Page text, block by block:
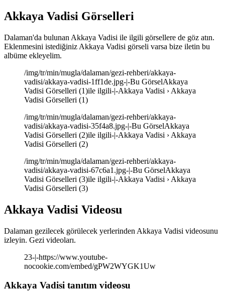
Akkaya Vadisi Görselleri
Dalaman'da bulunan Akkaya Vadisi ile ilgili görsellere de göz atın.
Eklenmesini istediğiniz Akkaya Vadisi görseli varsa bize iletin bu
albüme ekleyelim.
/img/tr/min/mugla/dalaman/gezi-rehberi/akkaya-
vadisi/akkaya-vadisi-1ff1de.jpg-|-Bu GörselAkkaya
Vadisi Görselleri (1)ile ilgili-|-Akkaya Vadisi › Akkaya
Vadisi Görselleri (1)
/img/tr/min/mugla/dalaman/gezi-rehberi/akkaya-
vadisi/akkaya-vadisi-35f4a8.jpg-|-Bu GörselAkkaya
Vadisi Görselleri (2)ile ilgili-|-Akkaya Vadisi › Akkaya
Vadisi Görselleri (2)
/img/tr/min/mugla/dalaman/gezi-rehberi/akkaya-
vadisi/akkaya-vadisi-67c6a1.jpg-|-Bu GörselAkkaya
Vadisi Görselleri (3)ile ilgili-|-Akkaya Vadisi › Akkaya
Vadisi Görselleri (3)
Akkaya Vadisi Videosu
Dalaman gezilecek görülecek yerlerinden Akkaya Vadisi videosunu
izleyin. Gezi videoları.
23-|-https://www.youtube-
nocookie.com/embed/gPW2WYGK1Uw
Akkaya Vadisi tanıtım videosu